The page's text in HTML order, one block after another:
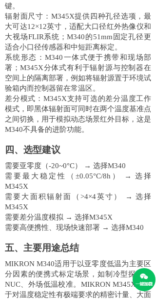
键。
辐射面尺寸： M345X提供四种孔径选项，最
大可达12×12英寸，适配大口径红外热像仪和
大视场FLIR系统；M340的51mm固定孔径更
适合小口径传感器和中短距离标定。
系统形态：M340一体式便于携带和现场部
署；M345X分体式有利于辐射源与控制器在
空间上的隔离部署，例如将辐射源置于环境试
验箱内而控制器留在常温区。
差分模式： M345X支持可选的差分温度工作
模式，即黑体辐射面可同时在两个温度基准点
之间切换，用于模拟动态场景红外目标，这是
M340不具备的进阶功能。
四、选型建议
需要亚零度（-20~0°C） → 选择M340
需要最大稳定性（ ±0.05°C/8h） → 选择
M345X
需要大面积辐射面（ >4×4英寸） → 选择
M345X
需要差分温度模拟 → 选择M345X
需要高便携性、现场快速部署 → 选择M340
五、主要用途总结
MIKRON M340适用于以亚零度低温为主要区
分因素的便携式标定场景，如制冷型探测器
NUC、外场低温校准。MIKRON M345X适用
于对温度稳定性有极端要求的精密计量、大面